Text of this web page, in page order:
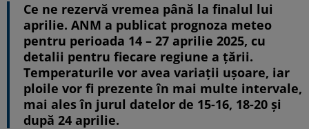
Ce ne rezervă vremea până la finalul lui
aprilie. ANM a publicat prognoza meteo
pentru perioada 14 – 27 aprilie 2025, cu
detalii pentru fiecare regiune a țării.
Temperaturile vor avea variații ușoare, iar
ploile vor fi prezente în mai multe intervale,
mai ales în jurul datelor de 15-16, 18-20 și
după 24 aprilie.